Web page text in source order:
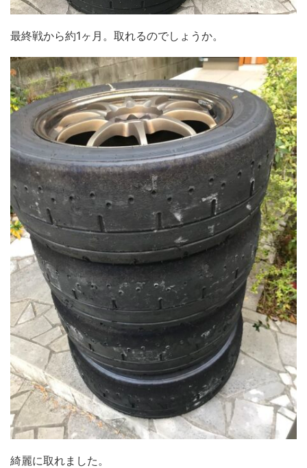
最終戦から約1ヶ月。取れるのでしょうか。
綺麗に取れました。